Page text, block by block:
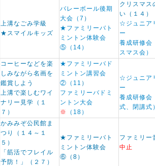
上溝なごみ学級
★スマイルキッズ
バレーボール後期
大会 （7 ）
★ファミリーバト
ミントン体験会
⑤ （14）
クリスマス
い（１４）
☆ジュニア
ー
養成研修会
スマス会）
コーヒーなどを楽
しみながら名画を
鑑賞しよう
上溝で楽しむワイ
ナリー見学（１
７）
★ファミリーバド
ミントン講習会
②（11 ）
ファミリーバドミ
ントン大会
※
（18）
☆ジュニア
ー
養成研修会
式、閉講式
かみみぞ公民館ま
つり（１４～１
５）
「筋活でフレイル
予防！」（２７）
★ファミリーバト
ミントン体験会
⑥（8）
ファミリー
中止